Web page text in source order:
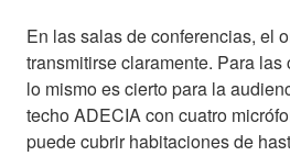
En las salas de conferencias, el
transmitirse claramente. Para
lo mismo es cierto para la
techo ADECIA con cuatro
puede cubrir habitaciones de